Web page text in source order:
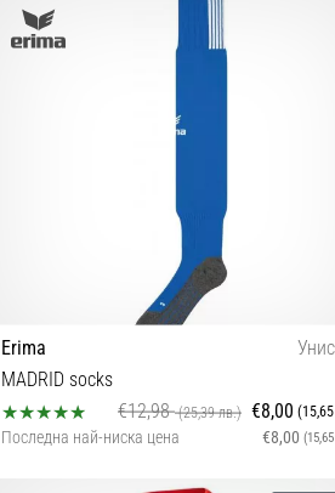
140 164 M L XL
Erima
MADRID socks
€12,98(25,39 лв.) €8,00
Последна най-ниска цена €8,00